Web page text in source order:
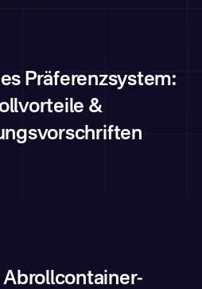
Präferenzsystem:
&
Abrollcontainer-